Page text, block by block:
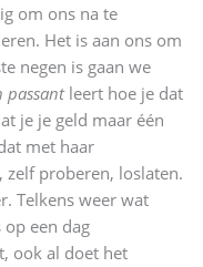
om ons na te
Het is aan ons om
negen is gaan we
passantleert hoe je dat
je je geld maar één
met haar
proberen, loslaten.
Telkens weer wat
een dag
ook al doet het